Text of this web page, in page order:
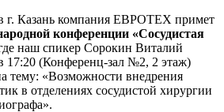
г. Казань компания ЕВРОТЕХ примет
конференции «Сосудистая
наш спикер Сорокин Виталий
17:20 (Конференц-зал №2, 2 этаж)
тему: «Возможности внедрения
в отделениях сосудистой хирургии